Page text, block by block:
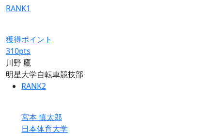
RANK1
獲得ポイント
310pts
川野 鷹
明星大学自転車競技部
RANK2
宮本 慎太郎
日本体育大学